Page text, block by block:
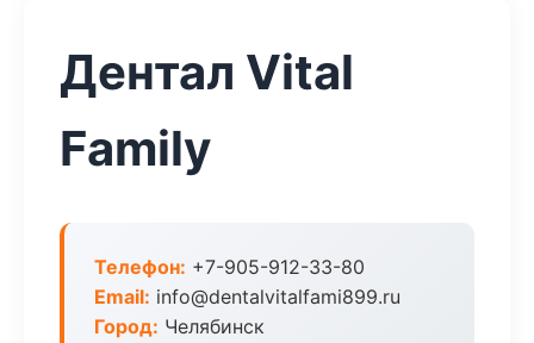
Дентал Vital
Family
Телефон: +7-905-912-33-80
Email: info@dentalvitalfami899.ru
Город: Челябинск